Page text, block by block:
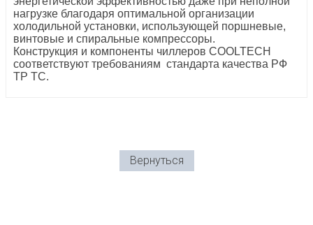
нагрузке благодаря оптимальной организации
холодильной установки, использующей поршневые,
винтовые и спиральные компрессоры.
Конструкция и компоненты чиллеров COOLTECH
соответствуют требованиям стандарта качества РФ
ТР ТС.
Вернуться